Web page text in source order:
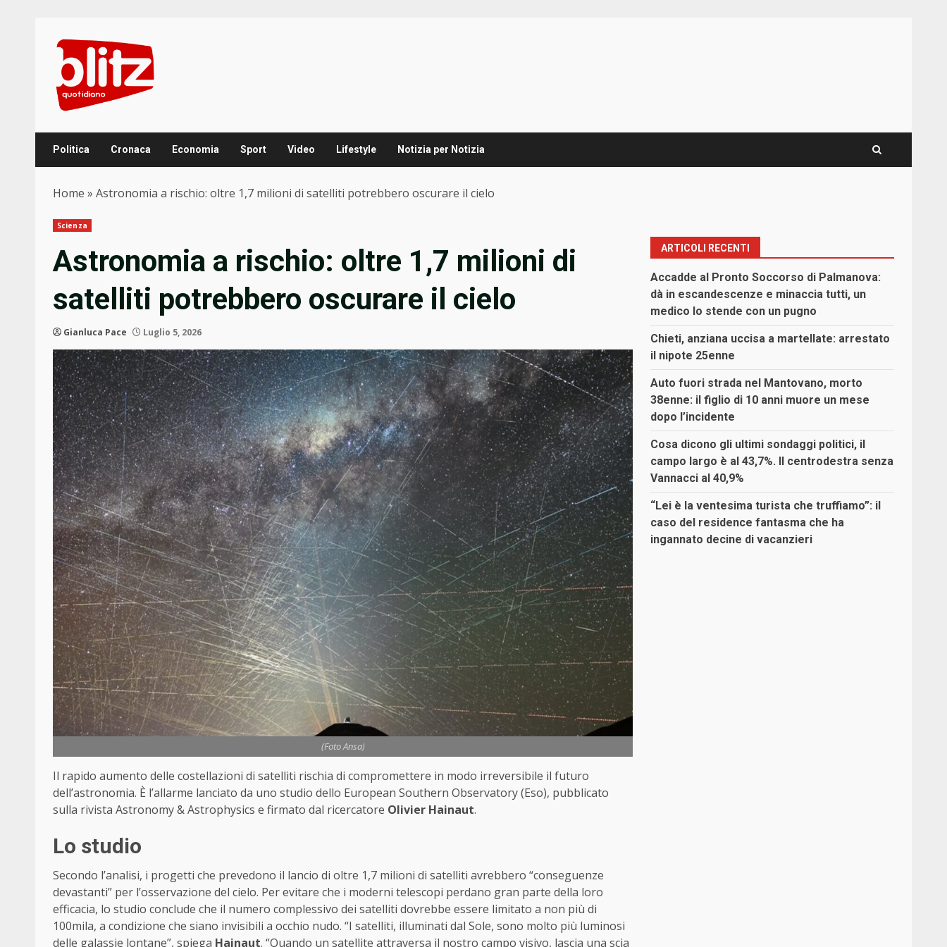
content
Politica Cronaca Economia Sport Video Lifestyle Notizia per Notizia
Home » Astronomia a rischio: oltre 1,7 milioni di satelliti potrebbero oscurare il cielo
Scienza
Astronomia a rischio: oltre 1,7 milioni di
satelliti potrebbero oscurare il cielo
Gianluca Pace Luglio 5, 2026
(Foto Ansa)
Il rapido aumento delle costellazioni di satelliti rischia di compromettere in modo irreversibile il futuro
dell’astronomia. È l’allarme lanciato da uno studio dello European Southern Observatory (Eso), pubblicato
sulla rivista Astronomy & Astrophysics e firmato dal ricercatore Olivier Hainaut.
Lo studio
Secondo l’analisi, i progetti che prevedono il lancio di oltre 1,7 milioni di satelliti avrebbero “conseguenze
devastanti” per l’osservazione del cielo. Per evitare che i moderni telescopi perdano gran parte della loro
efficacia, lo studio conclude che il numero complessivo dei satelliti dovrebbe essere limitato a non più di
100mila, a condizione che siano invisibili a occhio nudo. “I satelliti, illuminati dal Sole, sono molto più luminosi
delle galassie lontane”, spiega Hainaut. “Quando un satellite attraversa il nostro campo visivo, lascia una scia
ARTICOLI RECENTI
Accadde al Pronto Soccorso di Palmanova:
dà in escandescenze e minaccia tutti, un
medico lo stende con un pugno
Chieti, anziana uccisa a martellate: arrestato
il nipote 25enne
Auto fuori strada nel Mantovano, morto
38enne: il figlio di 10 anni muore un mese
dopo l’incidente
Cosa dicono gli ultimi sondaggi politici, il
campo largo è al 43,7%. Il centrodestra senza
Vannacci al 40,9%
“Lei è la ventesima turista che truffiamo”: il
caso del residence fantasma che ha
ingannato decine di vacanzieri